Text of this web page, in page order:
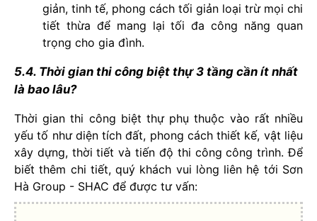
giản, tinh tế, phong cách tối giản loại trừ mọi chi
tiết thừa để mang lại tối đa công năng quan
trọng cho gia đình.
5.4. Thời gian thi công biệt thự 3 tầng cần ít nhất
là bao lâu?
Thời gian thi công biệt thự phụ thuộc vào rất nhiều
yếu tố như diện tích đất, phong cách thiết kế, vật liệu
xây dựng, thời tiết và tiến độ thi công công trình. Để
biết thêm chi tiết, quý khách vui lòng liên hệ tới Sơn
Hà Group - SHAC để được tư vấn: